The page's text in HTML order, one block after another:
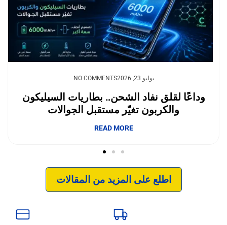
يوليو 23, 2026 NO COMMENTS
وداعًا لقلق نفاد الشحن.. بطاريات السيليكون
والكربون تغيّر مستقبل الجوالات
READ MORE
اطلع على المزيد من المقالات
إبداع فور يو